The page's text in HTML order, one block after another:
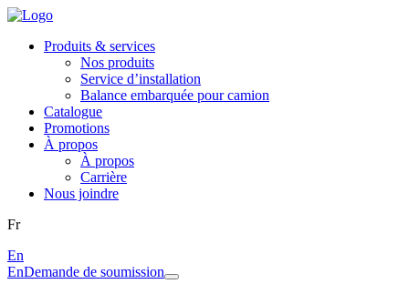
Produits & services
Nos produits
Service d’installation
Balance embarquée pour camion
Catalogue
Promotions
À propos
À propos
Carrière
Nous joindre
Fr
En
EnDemande de soumission